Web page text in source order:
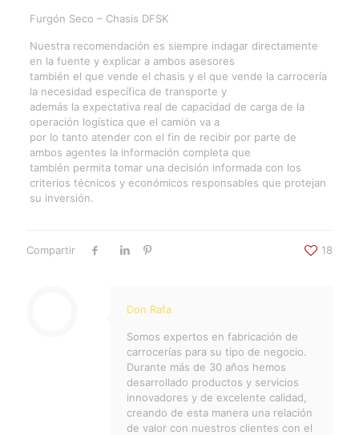
Furgón Seco – Chasis DFSK
Nuestra recomendación es siempre indagar directamente
en la fuente y explicar a ambos asesores
también el que vende el chasis y el que vende la carrocería
la necesidad específica de transporte y
además la expectativa real de capacidad de carga de la
operación logística que el camión va a
por lo tanto atender con el fin de recibir por parte de
ambos agentes la información completa que
también permita tomar una decisión informada con los
criterios técnicos y económicos responsables que protejan
su inversión.
Compartir 18
Don Rafa
Somos expertos en fabricación de
carrocerías para su tipo de negocio.
Durante más de 30 años hemos
desarrollado productos y servicios
innovadores y de excelente calidad,
creando de esta manera una relación
de valor con nuestros clientes con el